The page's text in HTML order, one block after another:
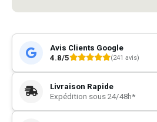
Avis Clients Google
4.8/5
(241 avis)
Livraison Rapide
Expédition sous 24/48h*